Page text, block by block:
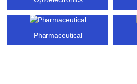
Pharmaceutical